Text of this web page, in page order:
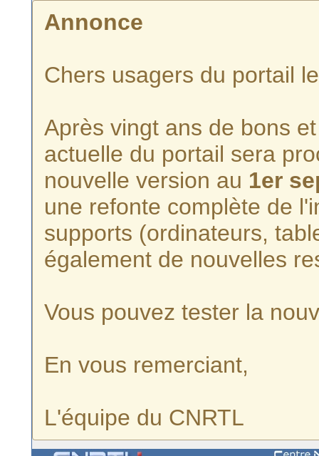
Annonce
Chers usagers du portail
Après vingt ans de bons
actuelle du portail sera
nouvelle version au 1er
une refonte complète de
supports (ordinateurs,
également de nouvelles
Vous pouvez tester la
En vous remerciant,
L'équipe du CNRTL